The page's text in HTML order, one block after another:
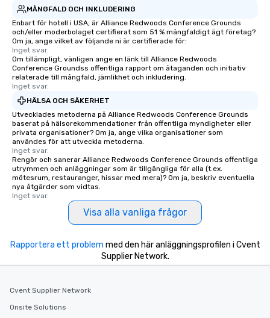
MÅNGFALD OCH INKLUDERING
Enbart för hotell i USA, är Alliance Redwoods Conference Grounds
och/eller moderbolaget certifierat som 51 % mångfaldigt ägt företag?
Om ja, ange vilket av följande ni är certifierade för:
Inget svar.
Om tillämpligt, vänligen ange en länk till Alliance Redwoods
Conference Groundss offentliga rapport om åtaganden och initiativ
relaterade till mångfald, jämlikhet och inkludering.
Inget svar.
HÄLSA OCH SÄKERHET
Utvecklades metoderna på Alliance Redwoods Conference Grounds
baserat på hälsorekommendationer från offentliga myndigheter eller
privata organisationer? Om ja, ange vilka organisationer som
användes för att utveckla metoderna.
Inget svar.
Rengör och sanerar Alliance Redwoods Conference Grounds offentliga
utrymmen och anläggningar som är tillgängliga för alla (t.ex.
mötesrum, restauranger, hissar med mera)? Om ja, beskriv eventuella
nya åtgärder som vidtas.
Inget svar.
Visa alla vanliga frågor
Rapportera ett problem med den här anläggningsprofilen i Cvent
Supplier Network.
Cvent Supplier Network
Onsite Solutions